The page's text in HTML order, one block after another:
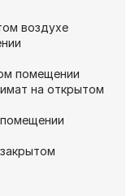
воздухе
помещении
на открытом